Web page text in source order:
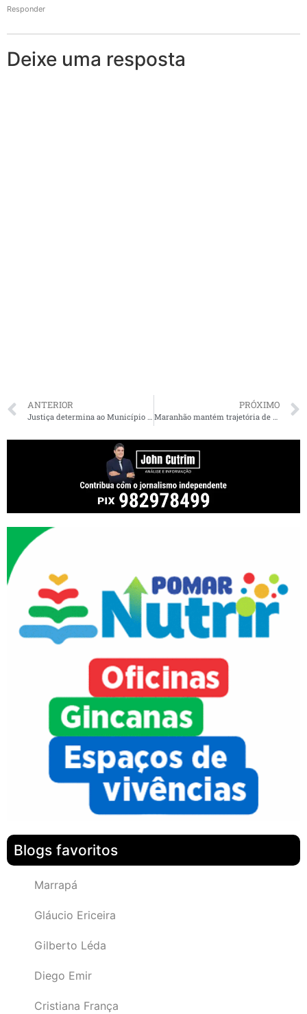
Responder
Deixe uma resposta
ANTERIOR
Justiça determina ao Município de Paço do Lumiar implantar benefícios para servidores da saúde
PRÓXIMO
Maranhão mantém trajetória de crescimento e atinge 3,7 no Ideb, maior nota da história
Blogs favoritos
Marrapá
Gláucio Ericeira
Gilberto Léda
Diego Emir
Cristiana França